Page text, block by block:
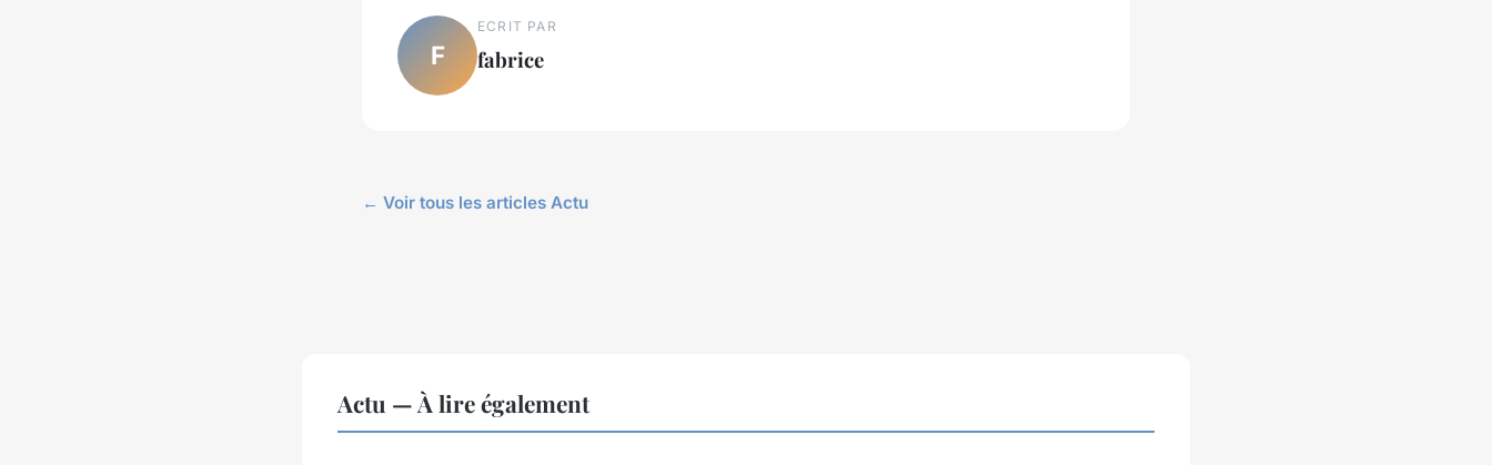
F
ECRIT PAR
fabrice
← Voir tous les articles Actu
Actu — À lire également